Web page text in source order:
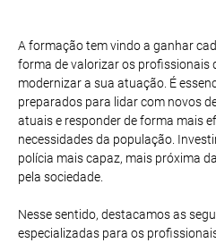
A formação tem vindo a ganhar
forma de valorizar os profissionais
modernizar a sua atuação. É
preparados para lidar com novos
atuais e responder de forma mais
necessidades da população.
polícia mais capaz, mais próxima
pela sociedade.
Nesse sentido, destacamos as
especializadas para os